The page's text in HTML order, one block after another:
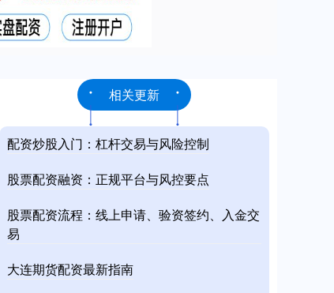
相关更新
配资炒股入门：杠杆交易与风险控制
股票配资融资：正规平台与风控要点
股票配资流程：线上申请、验资签约、入金交
易
大连期货配资最新指南